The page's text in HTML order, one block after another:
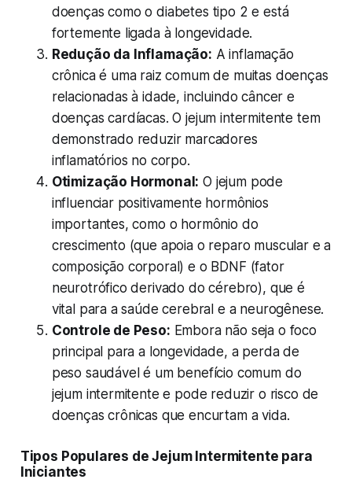
doenças como o diabetes tipo 2 e está
fortemente ligada à longevidade.
Redução da Inflamação: A inflamação
crônica é uma raiz comum de muitas doenças
relacionadas à idade, incluindo câncer e
doenças cardíacas. O jejum intermitente tem
demonstrado reduzir marcadores
inflamatórios no corpo.
Otimização Hormonal: O jejum pode
influenciar positivamente hormônios
importantes, como o hormônio do
crescimento (que apoia o reparo muscular e a
composição corporal) e o BDNF (fator
neurotrófico derivado do cérebro), que é
vital para a saúde cerebral e a neurogênese.
Controle de Peso: Embora não seja o foco
principal para a longevidade, a perda de
peso saudável é um benefício comum do
jejum intermitente e pode reduzir o risco de
doenças crônicas que encurtam a vida.
Tipos Populares de Jejum Intermitente para
Iniciantes